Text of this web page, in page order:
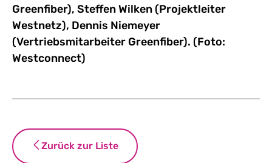
Greenfiber), Steffen Wilken (Projektleiter
Westnetz), Dennis Niemeyer
(Vertriebsmitarbeiter Greenfiber). (Foto:
Westconnect)
Zurück zur Liste